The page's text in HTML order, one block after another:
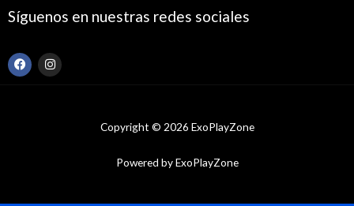
Síguenos en nuestras redes sociales
F
a
c
I
n
s
Copyright © 2026 ExoPlayZone
Powered by ExoPlayZone